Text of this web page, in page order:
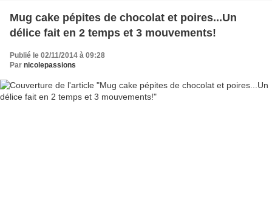
Mug cake pépites de chocolat et poires...Un
délice fait en 2 temps et 3 mouvements!
Publié le 02/11/2014 à 09:28
Par nicolepassions